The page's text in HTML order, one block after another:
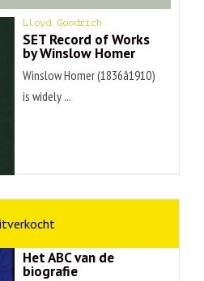
Lloyd Goodrich
SET Record of Works
by Winslow Homer
Winslow Homer (1836â1910)
is widely ...
Het ABC van de
biografie